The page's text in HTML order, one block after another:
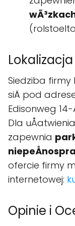
Siedziba firmy
siÄ pod
Edisonweg 14-
Dla
zapewnia
ofercie firmy
internetowej:
Opinie i